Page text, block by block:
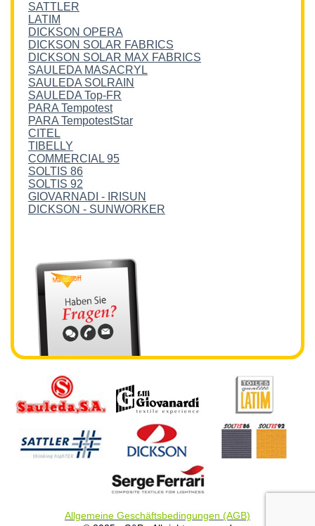
SATTLER
LATIM
DICKSON OPERA
DICKSON SOLAR FABRICS
DICKSON SOLAR MAX FABRICS
SAULEDA MASACRYL
SAULEDA SOLRAIN
SAULEDA Top-FR
PARA Tempotest
PARA TempotestStar
CITEL
TIBELLY
COMMERCIAL 95
SOLTIS 86
SOLTIS 92
GIOVARNADI - IRISUN
DICKSON - SUNWORKER
Allgemeine Geschäftsbedingungen (AGB)